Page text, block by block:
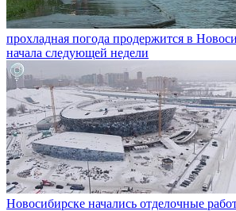
прохладная погода продержится в
начала следующей недели
Новосибирске начались отделочные